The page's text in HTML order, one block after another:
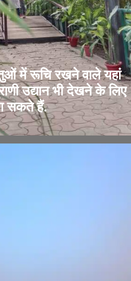
में रूचि रखने वाले यहां
उद्यान भी देखने के लिए
सकते हैं.